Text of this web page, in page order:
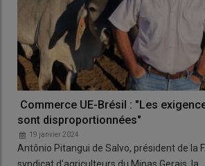
Commerce UE-Brésil : "Les
sont disproportionnées"
19 janvier 2024
Antônio Pitangui de Salvo, président de la
syndicat d'agriculteurs du Minas Gerais, la…